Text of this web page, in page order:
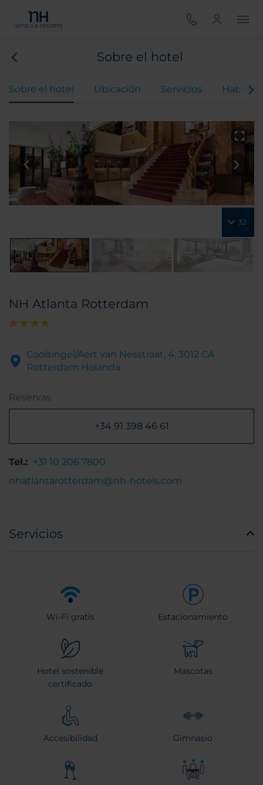
Sobre el hotel
Sobre el hotel Ubicación Servicios
32
NH Atlanta Rotterdam
Coolsingel/Aert van Nesstraat, 4, 3012 CA
Rotterdam Holanda
Reservas
+34 91 398 46 61
Tel.: +31 10 206 7800
nhatlantarotterdam@nh-hotels.com
Servicios
Wi-Fi gratis Estacionamiento
Hotel sostenible
certificado
Mascotas
Accesibilidad Gimnasio